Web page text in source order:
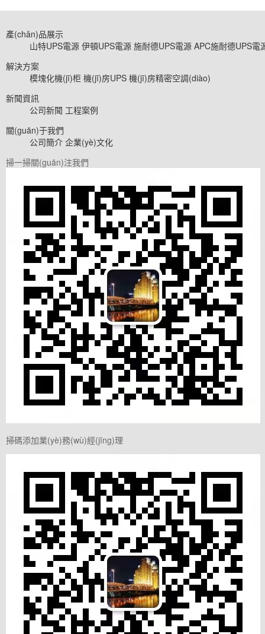
產(chǎn)品展示
山特UPS電源 伊頓UPS電源 施耐德UPS電源 APC施耐德UPS電
解決方案
模塊化機(jī)柜 機(jī)房UPS 機(jī)房精密空調(diào)
新聞資訊
公司新聞 工程案例
關(guān)于我們
公司簡介 企業(yè)文化
掃一掃關(guān)注我們
掃碼添加業(yè)務(wù)經(jīng)理